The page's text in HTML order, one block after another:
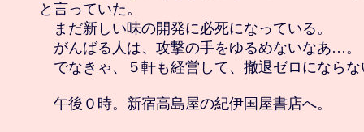
と言っていた。
まだ新しい味の開発に必死になっている。
がんばる人は、攻撃の手をゆるめないなあ…。
でなきゃ、５軒も経営して、撤退ゼロにならな